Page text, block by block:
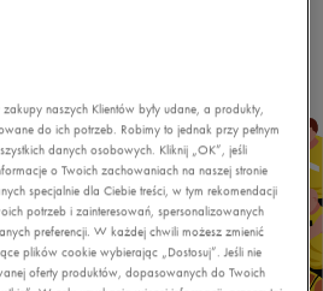
naszych Klientów były udane, a produkty,
do ich potrzeb. Robimy to jednak przy pełnym
danych osobowych. Kliknij „OK”, jeśli
o Twoich zachowaniach na naszej stronie
specjalnie dla Ciebie treści, w tym rekomendacji
potrzeb i zainteresowań, spersonalizowanych
preferencji. W każdej chwili możesz zmienić
plików cookie wybierając „Dostosuj”. Jeśli nie
oferty produktów, dopasowanych do Twoich